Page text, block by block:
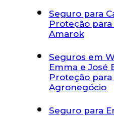
Seguro para
Proteção para
Amarok
Seguros em
Emma e José
Proteção para
Agronegócio
Seguro para